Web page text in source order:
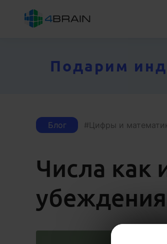
Подарим
Блог Цифры и
Числа как
убеждения